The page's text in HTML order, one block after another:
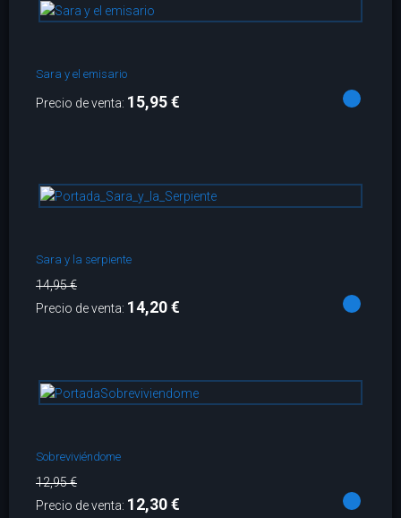
Sara y el emisario
Precio de venta: 15,95 €
Sara y la serpiente
14,95 €
Precio de venta: 14,20 €
Sobreviviéndome
12,95 €
Precio de venta: 12,30 €